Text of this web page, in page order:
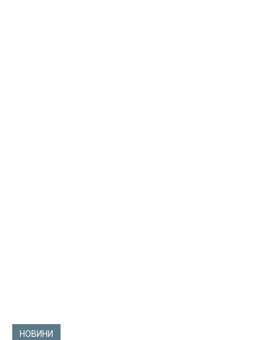
НОВИНИ